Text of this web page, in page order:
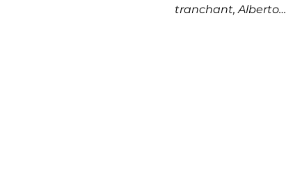
tranchant, Alberto…